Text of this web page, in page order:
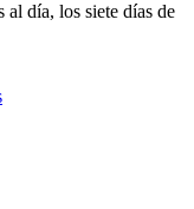
al día, los siete días de